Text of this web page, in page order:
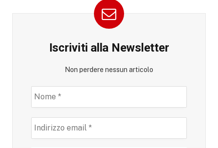
Iscriviti alla Newsletter
Non perdere nessun articolo